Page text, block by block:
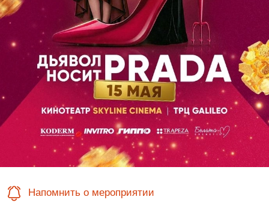
Напомнить о мероприятии